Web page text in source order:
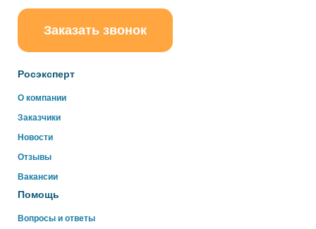
Росэксперт
О компании
Заказчики
Новости
Отзывы
Вакансии
Помощь
Вопросы и ответы
Заказать звонок
online
Здравствуйте!
Свяжитесь с нами через WhatsApp нажав на кнопку